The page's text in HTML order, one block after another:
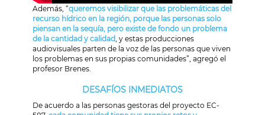
Además, “queremos visibilizar que las problemáticas del
recurso hídrico en la región, porque las personas solo
piensan en la sequía, pero existe de fondo un problema
de la cantidad y calidad, y estas producciones
audiovisuales parten de la voz de las personas que viven
los problemas en sus propias comunidades”, agregó el
profesor Brenes.
DESAFÍOS INMEDIATOS
De acuerdo a las personas gestoras del proyecto EC-